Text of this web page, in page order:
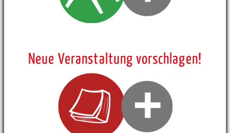
Neue Veranstaltung vorschlagen!